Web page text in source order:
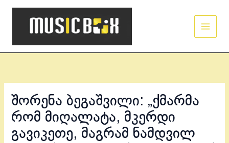
Skip
შორენა ბეგაშვილი: „ქმარმა
რომ მიღალატა, მკერდი
გავიკეთე, მაგრამ ნამდვილ